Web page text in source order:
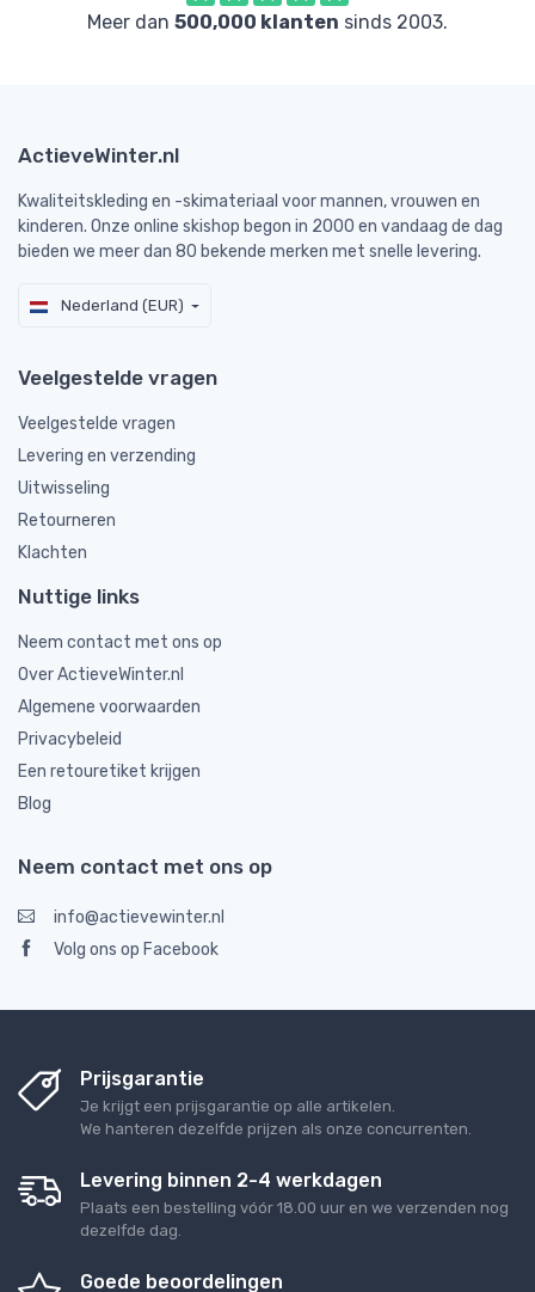
Meer dan 500,000 klanten sinds 2003.
ActieveWinter.nl
Kwaliteitskleding en -skimateriaal voor mannen, vrouwen en
kinderen. Onze online skishop begon in 2000 en vandaag de dag
bieden we meer dan 80 bekende merken met snelle levering.
Nederland (EUR)
Veelgestelde vragen
Veelgestelde vragen
Levering en verzending
Uitwisseling
Retourneren
Klachten
Nuttige links
Neem contact met ons op
Over ActieveWinter.nl
Algemene voorwaarden
Privacybeleid
Een retouretiket krijgen
Blog
Neem contact met ons op
info@actievewinter.nl
Volg ons op Facebook
Prijsgarantie
Je krijgt een prijsgarantie op alle artikelen.
We hanteren dezelfde prijzen als onze concurrenten.
Levering binnen 2-4 werkdagen
Plaats een bestelling vóór 18.00 uur en we verzenden nog
dezelfde dag.
Goede beoordelingen